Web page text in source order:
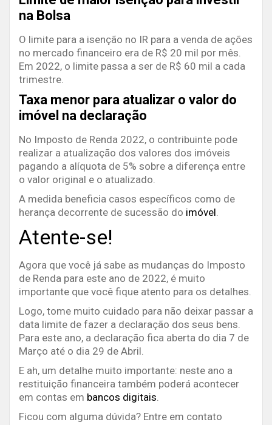
na Bolsa
O limite para a isenção no IR para a venda de ações
no mercado financeiro era de R$ 20 mil por mês.
Em 2022, o limite passa a ser de R$ 60 mil a cada
trimestre.
Taxa menor para atualizar o valor do
imóvel na declaração
No Imposto de Renda 2022, o contribuinte pode
realizar a atualização dos valores dos imóveis
pagando a alíquota de 5% sobre a diferença entre
o valor original e o atualizado.
A medida beneficia casos específicos como de
herança decorrente de sucessão do imóvel.
Atente-se!
Agora que você já sabe as mudanças do Imposto
de Renda para este ano de 2022, é muito
importante que você fique atento para os detalhes.
Logo, tome muito cuidado para não deixar passar a
data limite de fazer a declaração dos seus bens.
Para este ano, a declaração fica aberta do dia 7 de
Março até o dia 29 de Abril.
E ah, um detalhe muito importante: neste ano a
restituição financeira também poderá acontecer
em contas em bancos digitais.
Ficou com alguma dúvida? Entre em contato